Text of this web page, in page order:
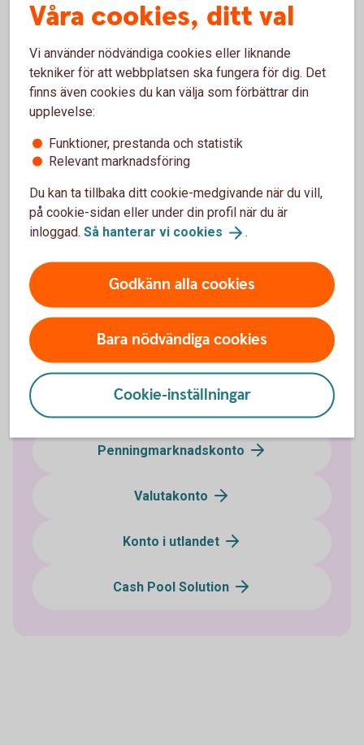
koncernkonto?
Välkommen att kontakta er kundansvarige eller ett
bankkontor.
Frågor? Välkommen till ett
Företagskonton
Bankgironummer
Klientmedelskonto
Koncernkonto
Penningmarknadskonto
Valutakonto
Konto i utlandet
Cash Pool Solution
Våra cookies, ditt val
Vi använder nödvändiga cookies eller liknande
tekniker för att webbplatsen ska fungera för dig. Det
finns även cookies du kan välja som förbättrar din
upplevelse:
Funktioner, prestanda och statistik
Relevant marknadsföring
Du kan ta tillbaka ditt cookie-medgivande när du vill,
på cookie-sidan eller under din profil när du är
inloggad. Så hanterar vi cookies .
Godkänn alla cookies
Bara nödvändiga cookies
Cookie-inställningar